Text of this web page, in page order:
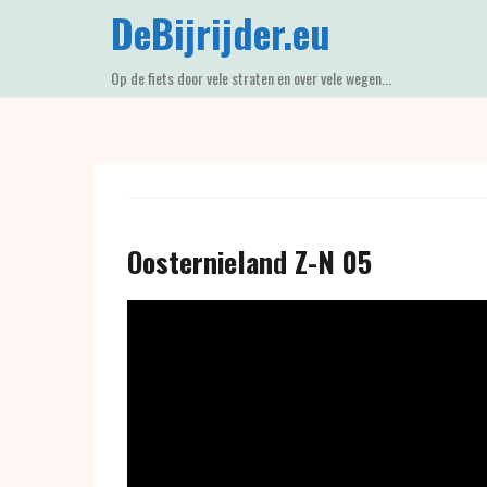
DeBijrijder.eu
Op de fiets door vele straten en over vele wegen...
Oosternieland Z-N 05